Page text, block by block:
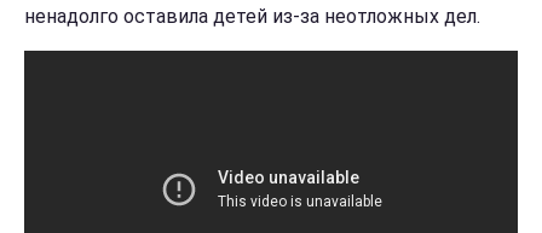
ненадолго оставила детей из-за неотложных дел.